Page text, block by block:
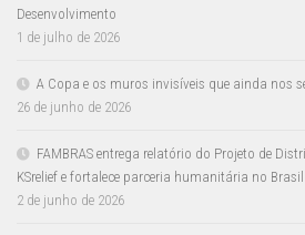
Desenvolvimento
1 de julho de 2026
A Copa e os muros invisíveis que ainda nos
26 de junho de 2026
FAMBRAS entrega relatório do Projeto de
KSrelief e fortalece parceria humanitária no Brasil
2 de junho de 2026